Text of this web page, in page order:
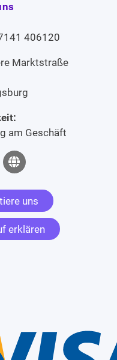
406120
Marktstraße
am Geschäft
uns
erklären